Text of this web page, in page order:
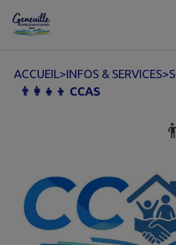
Contenu
ACCUEIL>INFOS & SERVICES>
👨‍👩‍👧‍👦 CCAS